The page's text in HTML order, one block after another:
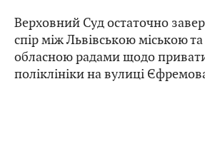
Верховний Суд остаточно
спір між Львівською міською
обласною радами щодо
поліклініки на вулиці